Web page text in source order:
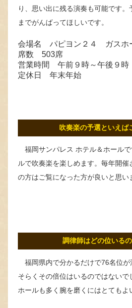
り、思い出に残る演奏も可能です
までがんばってほしいです。
会場名 パピヨン２４ ガスホ
席数 503席
営業時間 午前９時～午後９時
定休日 年末年始
吹奏楽の予選といえば
福岡サンパレス ホテル＆ホール
ルで吹奏楽を楽しめます。毎年開催
の方はご覧になった方が良いと思い
調律師はどの位いる
福岡県内で分かるだけで76名位が
そらくその倍位はいるのではないで
ホールも多く腕を磨くにはとてもよ